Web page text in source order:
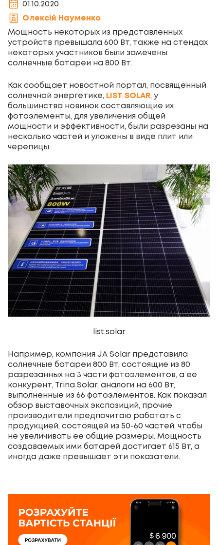
01.10.2020
Олексій Науменко
Мощность некоторых из представленных
устройств превышала 600 Вт, также на стендах
некоторых участников были замечены
солнечные батареи на 800 Вт.
Как сообщает новостной портал, посвященный
солнечной энергетике, LIST SOLAR, у
большинства новинок составляющие их
фотоэлементы, для увеличения общей
мощности и эффективности, были разрезаны на
несколько частей и уложены в виде плит или
черепицы.
list.solar
Например, компания JA Solar представила
солнечные батареи 800 Вт, состоящие из 80
разрезанных на 3 части фотоэлементов, а ее
конкурент, Trina Solar, аналоги на 600 Вт,
выполненные из 66 фотоэлементов. Как показал
обзор выставочных экспозиций, прочие
производители предпочитаю работать с
продукцией, состоящей из 50-60 частей, чтобы
не увеличивать ее общие размеры. Мощность
создаваемых ими батарей достигает 615 Вт, а
иногда даже превышает эти показатели.